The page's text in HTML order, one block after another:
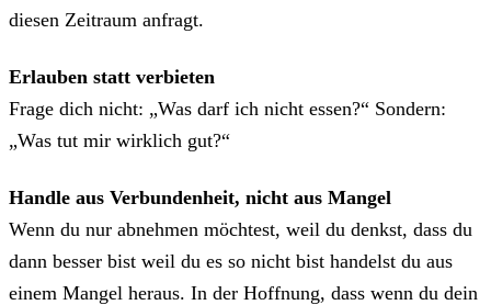
diesen Zeitraum anfragt.
Erlauben statt verbieten
Frage dich nicht: „Was darf ich nicht essen?“ Sondern:
„Was tut mir wirklich gut?“
Handle aus Verbundenheit, nicht aus Mangel
Wenn du nur abnehmen möchtest, weil du denkst, dass du
dann besser bist weil du es so nicht bist handelst du aus
einem Mangel heraus. In der Hoffnung, dass wenn du dein